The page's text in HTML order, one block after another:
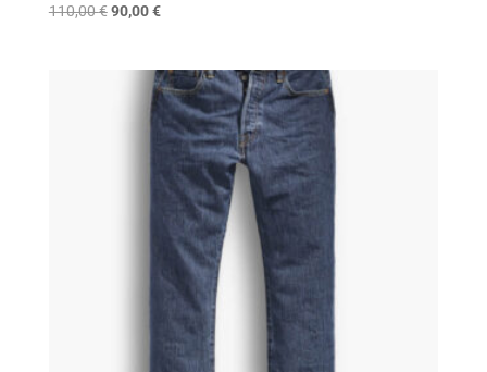
110,00€ Original
110,00 €.
90,00€Η
είναι:
90,00 €.